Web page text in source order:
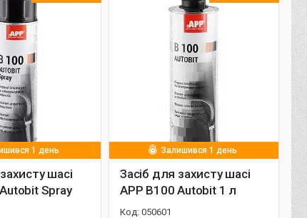
1 день
шасі
Spray
Залишився 1 день
Засіб для захисту шасі
APP B100 Autobit 1 л
050601